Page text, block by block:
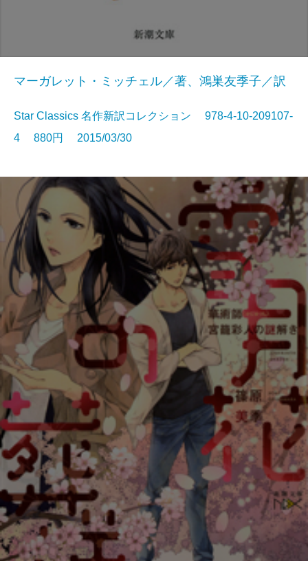
マーガレット・ミッチェル／著、鴻巣友季子／訳
Star Classics 名作新訳コレクション 978-4-10-209107-
4 880円 2015/03/30